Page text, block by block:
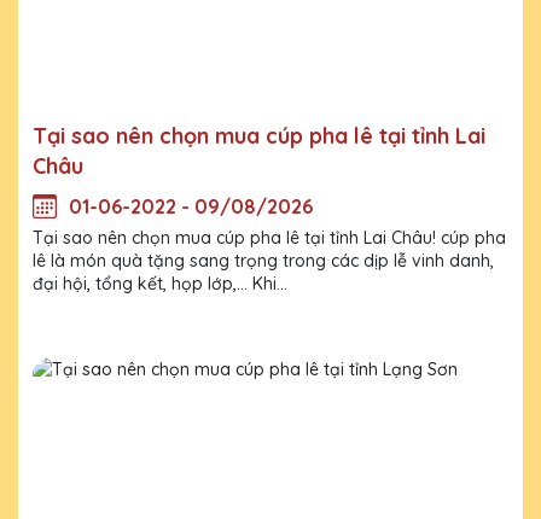
Tại sao nên chọn mua cúp pha lê tại tỉnh Lai
Châu
01-06-2022 - 09/08/2026
Tại sao nên chọn mua cúp pha lê tại tỉnh Lai Châu! cúp pha
lê là món quà tặng sang trọng trong các dịp lễ vinh danh,
đại hội, tổng kết, họp lớp,... Khi...